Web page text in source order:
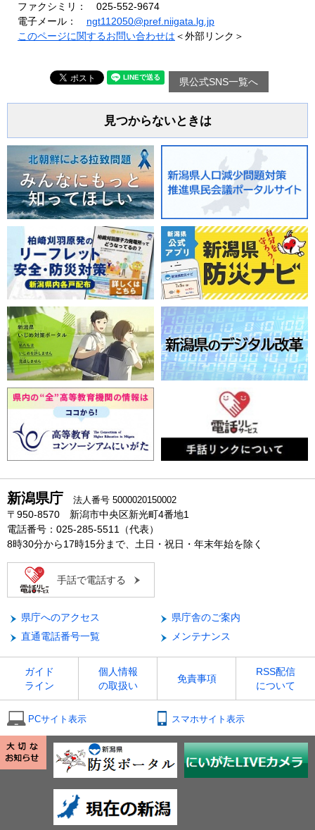
ファクシミリ： 025-552-9674
電子メール： ngt112050@pref.niigata.lg.jp
このページに関するお問い合わせは ＜外部リンク＞
県公式SNS一覧へ
見つからないときは
新潟県庁 法人番号 5000020150002
〒950-8570 新潟市中央区新光町4番地1
電話番号：025-285-5511（代表）
8時30分から17時15分まで、土日・祝日・年末年始を除く
手話で電話する
県庁へのアクセス
県庁舎のご案内
直通電話番号一覧
メンテナンス
ガイド
ライン
個人情報
の取扱い
免責事項
RSS配信
について
PCサイト表示 スマホサイト表示